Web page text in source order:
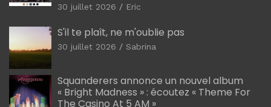
30 juillet 2026 Eric
S'il te plaît, ne m'oublie pas
30 juillet 2026 Sabrina
Squanderers annonce un nouvel album
« Bright Madness » : écoutez « Theme For
The Casino At 5 AM »